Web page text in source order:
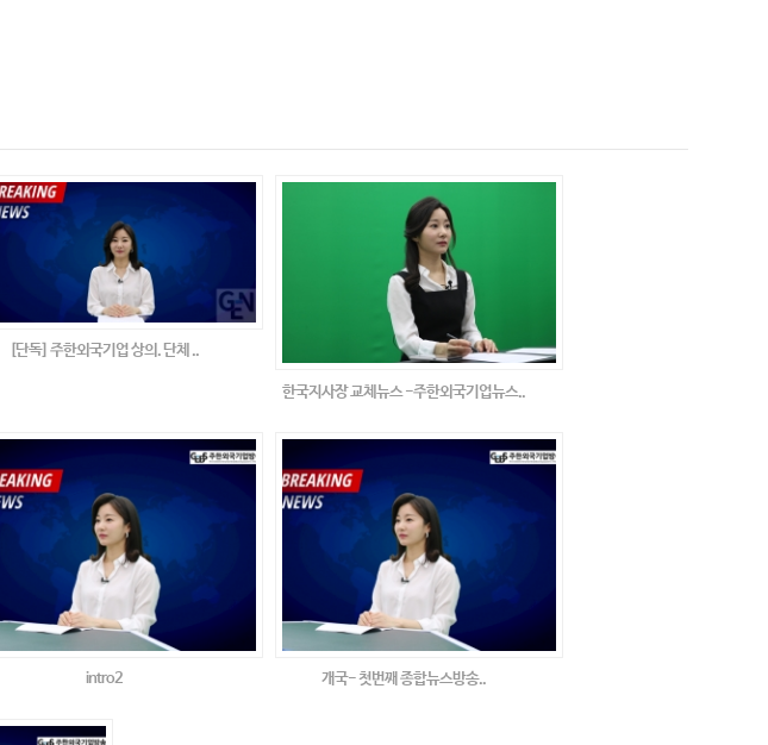
[단독] 주한외국기업 상의. 단체 ..
한국지사장 교체뉴스 -주한외국기업뉴스..
intro2
개국- 첫번째 종합뉴스방송..